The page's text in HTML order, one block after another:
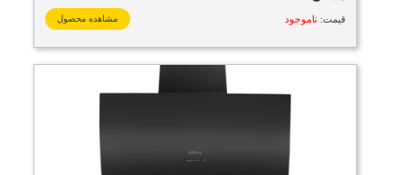
قیمت: ناموجود مشاهده محصول